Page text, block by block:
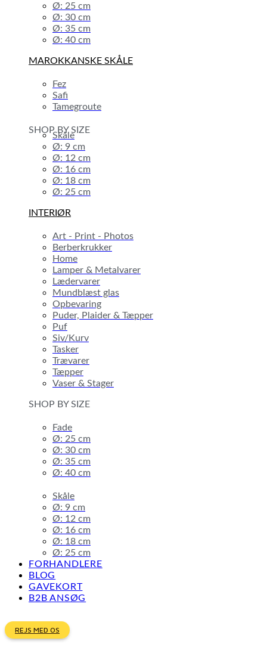
Ø: 25 cm
Ø: 30 cm
Ø: 35 cm
Ø: 40 cm
MAROKKANSKE SKÅLE
Fez
Safi
Tamegroute
SHOP BY SIZE
Skåle
Ø: 9 cm
Ø: 12 cm
Ø: 16 cm
Ø: 18 cm
Ø: 25 cm
INTERIØR
Art - Print - Photos
Berberkrukker
Home
Lamper & Metalvarer
Lædervarer
Mundblæst glas
Opbevaring
Puder, Plaider & Tæpper
Puf
Siv/Kurv
Tasker
Trævarer
Tæpper
Vaser & Stager
SHOP BY SIZE
Fade
Ø: 25 cm
Ø: 30 cm
Ø: 35 cm
Ø: 40 cm
Skåle
Ø: 9 cm
Ø: 12 cm
Ø: 16 cm
Ø: 18 cm
Ø: 25 cm
FORHANDLERE
BLOG
GAVEKORT
B2B ANSØG
REJS MED OS